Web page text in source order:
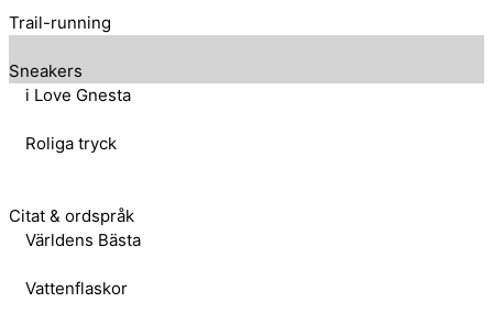
Trail-running
Sneakers
i Love Gnesta
Roliga tryck
Citat & ordspråk
Världens Bästa
Vattenflaskor